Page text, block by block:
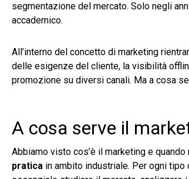
segmentazione del mercato. Solo negli
accademico.
All’interno del concetto di marketing
delle esigenze del cliente, la visibilità
promozione su diversi canali. Ma a cosa
A cosa serve il
Abbiamo visto cos’è il marketing e
pratica in ambito industriale. Per ogni